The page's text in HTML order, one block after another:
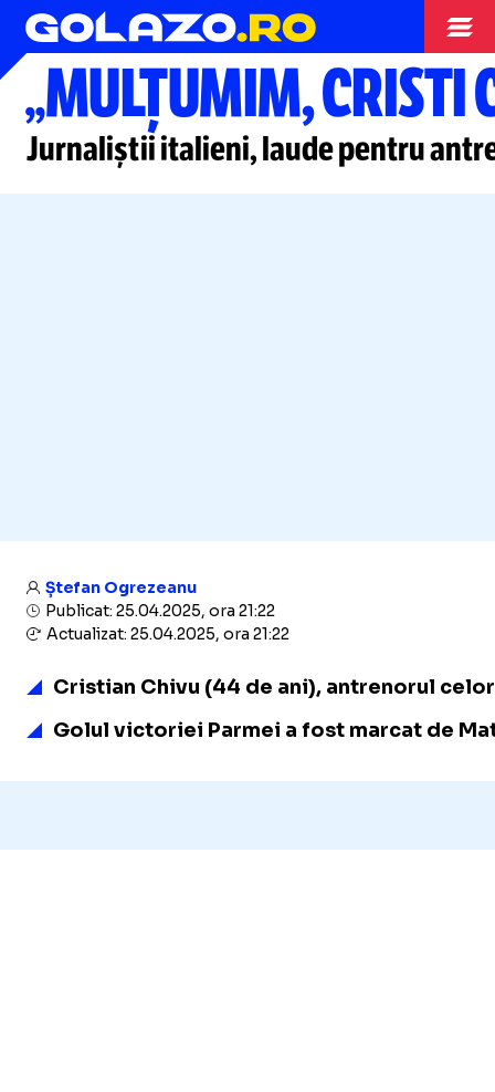
Stranieri
„MULȚUMIM, CRISTI
Jurnaliștii italieni, laude pentru
Ștefan Ogrezeanu
Publicat: 25.04.2025, ora 21:22
Actualizat: 25.04.2025, ora 21:22
Cristian Chivu (44 de ani), antrenorul
Golul victoriei Parmei a fost marcat de